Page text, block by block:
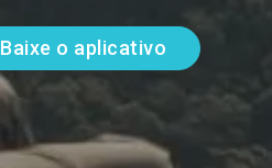
Baixe o aplicativo